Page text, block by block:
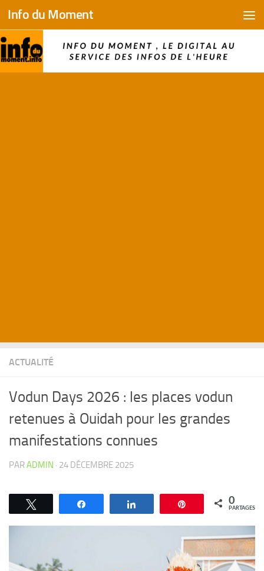
Skip to content
Info du Moment
ACTUALITÉ
Vodun Days 2026 : les places vodun
retenues à Ouidah pour les grandes
manifestations connues
PARADMIN · 24 DÉCEMBRE 2025
Épingle 0
PARTAGES